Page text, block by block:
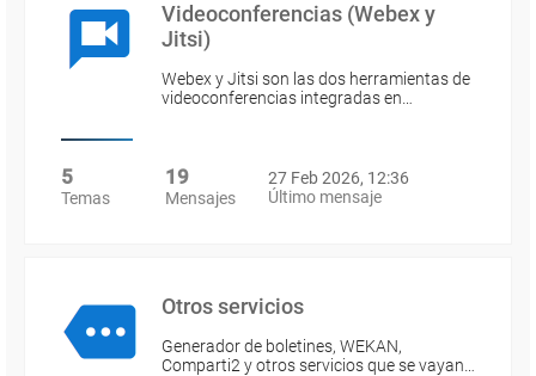
Videoconferencias (Webex y
Jitsi)
Webex y Jitsi son las dos herramientas de
videoconferencias integradas en…
5
Temas
19
Mensajes
27 Feb 2026, 12:36
Último mensaje
Otros servicios
Generador de boletines, WEKAN,
Comparti2 y otros servicios que se vayan…